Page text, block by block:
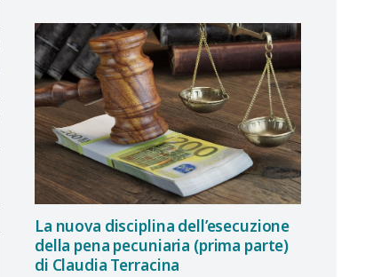
La nuova disciplina dell’esecuzione
della pena pecuniaria (prima parte)
di Claudia Terracina